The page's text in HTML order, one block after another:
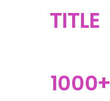
TITLE
1000+